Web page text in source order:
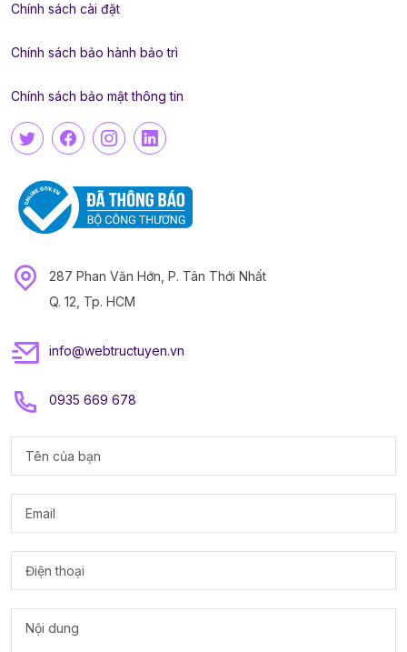
Chính sách cài đặt
Chính sách bảo hành bảo trì
Chính sách bảo mật thông tin
287 Phan Văn Hớn, P. Tân Thới Nhất
Q. 12, Tp. HCM
info@webtructuyen.vn
0935 669 678